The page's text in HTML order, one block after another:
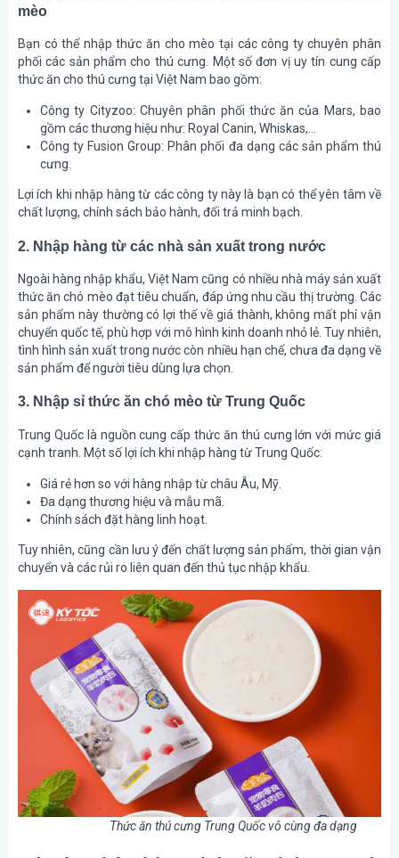
mèo
Bạn có thể nhập thức ăn cho mèo tại các công ty chuyên phân
phối các sản phẩm cho thú cưng. Một số đơn vị uy tín cung cấp
thức ăn cho thú cưng tại Việt Nam bao gồm:
Công ty Cityzoo: Chuyên phân phối thức ăn của Mars, bao
gồm các thương hiệu như: Royal Canin, Whiskas,…
Công ty Fusion Group: Phân phối đa dạng các sản phẩm thú
cưng.
Lợi ích khi nhập hàng từ các công ty này là bạn có thể yên tâm về
chất lượng, chính sách bảo hành, đổi trả minh bạch.
2. Nhập hàng từ các nhà sản xuất trong nước
Ngoài hàng nhập khẩu, Việt Nam cũng có nhiều nhà máy sản xuất
thức ăn chó mèo đạt tiêu chuẩn, đáp ứng nhu cầu thị trường. Các
sản phẩm này thường có lợi thế về giá thành, không mất phí vận
chuyển quốc tế, phù hợp với mô hình kinh doanh nhỏ lẻ. Tuy nhiên,
tình hình sản xuất trong nước còn nhiều hạn chế, chưa đa dạng về
sản phẩm để người tiêu dùng lựa chọn.
3. Nhập sỉ thức ăn chó mèo từ Trung Quốc
Trung Quốc là nguồn cung cấp thức ăn thú cưng lớn với mức giá
cạnh tranh. Một số lợi ích khi nhập hàng từ Trung Quốc:
Giá rẻ hơn so với hàng nhập từ châu Âu, Mỹ.
Đa dạng thương hiệu và mẫu mã.
Chính sách đặt hàng linh hoạt.
Tuy nhiên, cũng cần lưu ý đến chất lượng sản phẩm, thời gian vận
chuyển và các rủi ro liên quan đến thủ tục nhập khẩu.
Thức ăn thú cưng Trung Quốc vô cùng đa dạng